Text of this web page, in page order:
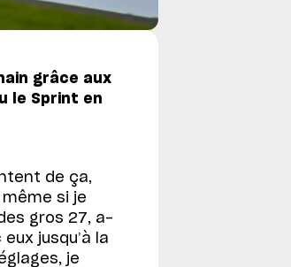
grâce aux
le Sprint en
de ça,
si je
gros 27, a-
jusqu’à la
je